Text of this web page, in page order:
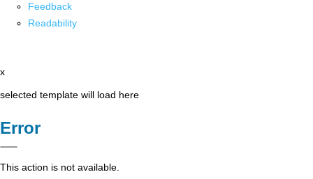
Feedback
Readability
x
selected template will load here
Error
This action is not available.